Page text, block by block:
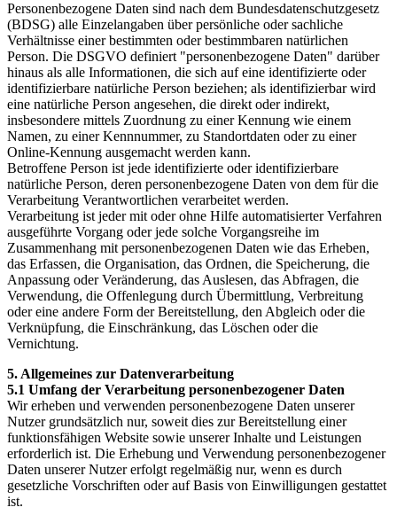
Personenbezogene Daten sind nach dem Bundesdatenschutzgesetz
(BDSG) alle Einzelangaben über persönliche oder sachliche
Verhältnisse einer bestimmten oder bestimmbaren natürlichen
Person. Die DSGVO definiert "personenbezogene Daten" darüber
hinaus als alle Informationen, die sich auf eine identifizierte oder
identifizierbare natürliche Person beziehen; als identifizierbar wird
eine natürliche Person angesehen, die direkt oder indirekt,
insbesondere mittels Zuordnung zu einer Kennung wie einem
Namen, zu einer Kennnummer, zu Standortdaten oder zu einer
Online-Kennung ausgemacht werden kann.
Betroffene Person ist jede identifizierte oder identifizierbare
natürliche Person, deren personenbezogene Daten von dem für die
Verarbeitung Verantwortlichen verarbeitet werden.
Verarbeitung ist jeder mit oder ohne Hilfe automatisierter Verfahren
ausgeführte Vorgang oder jede solche Vorgangsreihe im
Zusammenhang mit personenbezogenen Daten wie das Erheben,
das Erfassen, die Organisation, das Ordnen, die Speicherung, die
Anpassung oder Veränderung, das Auslesen, das Abfragen, die
Verwendung, die Offenlegung durch Übermittlung, Verbreitung
oder eine andere Form der Bereitstellung, den Abgleich oder die
Verknüpfung, die Einschränkung, das Löschen oder die
Vernichtung.
5. Allgemeines zur Datenverarbeitung
5.1 Umfang der Verarbeitung personenbezogener Daten
Wir erheben und verwenden personenbezogene Daten unserer
Nutzer grundsätzlich nur, soweit dies zur Bereitstellung einer
funktionsfähigen Website sowie unserer Inhalte und Leistungen
erforderlich ist. Die Erhebung und Verwendung personenbezogener
Daten unserer Nutzer erfolgt regelmäßig nur, wenn es durch
gesetzliche Vorschriften oder auf Basis von Einwilligungen gestattet
ist.